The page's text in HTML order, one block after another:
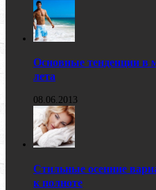
Основные тенденции в
лета
08.06.2013
Стильные осенние
к полноте